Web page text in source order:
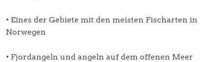
• Eines der Gebiete mit den meisten Fischarten in
Norwegen
• Fjordangeln und angeln auf dem offenen Meer